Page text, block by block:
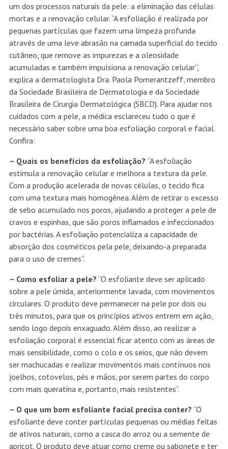
um dos processos naturais da pele: a eliminação das células
mortas e a renovação celular. “A esfoliação é realizada por
pequenas partículas que fazem uma limpeza profunda
através de uma leve abrasão na camada superficial do tecido
cutâneo, que remove as impurezas e a oleosidade
acumuladas e também impulsiona a renovação celular”,
explica a dermatologista Dra. Paola Pomerantzeff, membro
da Sociedade Brasileira de Dermatologia e da Sociedade
Brasileira de Cirurgia Dermatológica (SBCD). Para ajudar nos
cuidados com a pele, a médica esclareceu tudo o que é
necessário saber sobre uma boa esfoliação corporal e facial.
Confira:
– Quais os benefícios da esfoliação? “A esfoliação
estimula a renovação celular e melhora a textura da pele.
Com a produção acelerada de novas células, o tecido fica
com uma textura mais homogênea. Além de retirar o excesso
de sebo acumulado nos poros, ajudando a proteger a pele de
cravos e espinhas, que são poros inflamados e infeccionados
por bactérias. A esfoliação potencializa a capacidade de
absorção dos cosméticos pela pele, deixando-a preparada
para o uso de cremes”.
– Como esfoliar a pele? “O esfoliante deve ser aplicado
sobre a pele úmida, anteriormente lavada, com movimentos
circulares. O produto deve permanecer na pele por dois ou
três minutos, para que os princípios ativos entrem em ação,
sendo logo depois enxaguado. Além disso, ao realizar a
esfoliação corporal é essencial ficar atento com as áreas de
mais sensibilidade, como o colo e os seios, que não devem
ser machucadas e realizar movimentos mais contínuos nos
joelhos, cotovelos, pés e mãos, por serem partes do corpo
com mais queratina e, portanto, mais resistentes”.
– O que um bom esfoliante facial precisa conter? “O
esfoliante deve conter partículas pequenas ou médias feitas
de ativos naturais, como a casca do arroz ou a semente de
apricot. O produto deve atuar como creme ou sabonete e ter